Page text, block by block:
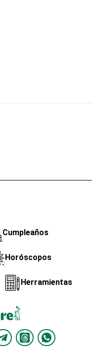
Cumpleaños
Horóscopos
Herramientas